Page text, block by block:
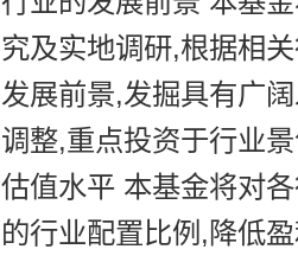
究及实地调研,根据相
发展前景,发掘具有广
调整,重点投资于行业
估值水平 本基金将对
的行业配置比例,降低